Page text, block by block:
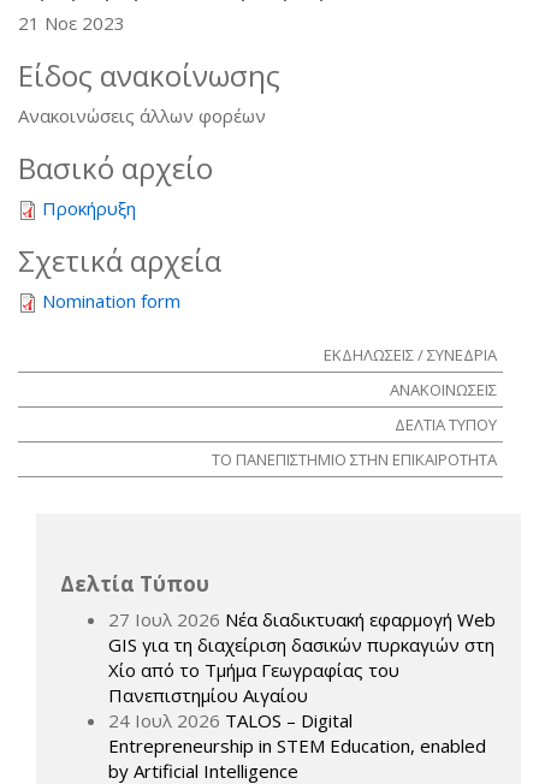
21 Νοε 2023
Είδος ανακοίνωσης
Ανακοινώσεις άλλων φορέων
Βασικό αρχείο
Προκήρυξη
Σχετικά αρχεία
Nomination form
ΕΚΔΗΛΩΣΕΙΣ / ΣΥΝΕΔΡΙΑ
ΑΝΑΚΟΙΝΩΣΕΙΣ
ΔΕΛΤΙΑ ΤΥΠΟΥ
ΤΟ ΠΑΝΕΠΙΣΤΗΜΙΟ ΣΤΗΝ ΕΠΙΚΑΙΡΟΤΗΤΑ
Δελτία Τύπου
27 Ιουλ 2026 Νέα διαδικτυακή εφαρμογή Web
GIS για τη διαχείριση δασικών πυρκαγιών στη
Χίο από το Τμήμα Γεωγραφίας του
Πανεπιστημίου Αιγαίου
24 Ιουλ 2026 TALOS – Digital
Entrepreneurship in STEM Education, enabled
by Artificial Intelligence